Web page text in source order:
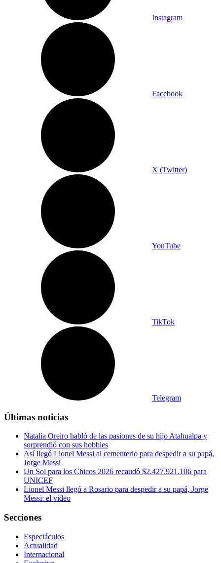
Instagram
Facebook
X (Twitter)
YouTube
TikTok
Telegram
Últimas noticias
Natalia Oreiro habló de las pasiones de su hijo Atahualpa y
sorprendió con sus hobbies
Así llegó Lionel Messi al cementerio para despedir a su papá,
Jorge Messi
Un Sol para los Chicos 2026 recaudó $2.427.921.106 para
UNICEF
Lionel Messi llegó a Rosario para despedir a su papá, Jorge
Messi: el video
Secciones
Espectáculos
Actualidad
Internacional